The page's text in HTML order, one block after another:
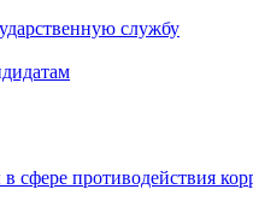
службу
сфере противодействия